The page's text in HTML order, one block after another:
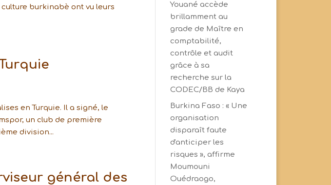
culture burkinabè ont vu leurs
en Turquie. Il a signé, le
un club de première
division...
général des
Youané accède
brillamment au
grade de Maître en
comptabilité,
contrôle et audit
grâce à sa
recherche sur la
CODEC/BB de Kaya
Burkina Faso : « Une
organisation
disparaît faute
d'anticiper les
risques », affirme
Moumouni
Ouédraogo,